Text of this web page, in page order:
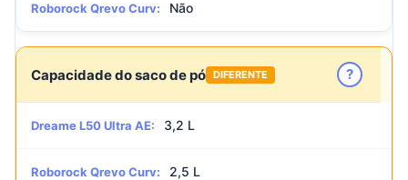
Roborock Qrevo Curv: Não
Capacidade do saco de pó DIFERENTE ?
Dreame L50 Ultra AE: 3,2 L
Roborock Qrevo Curv: 2,5 L